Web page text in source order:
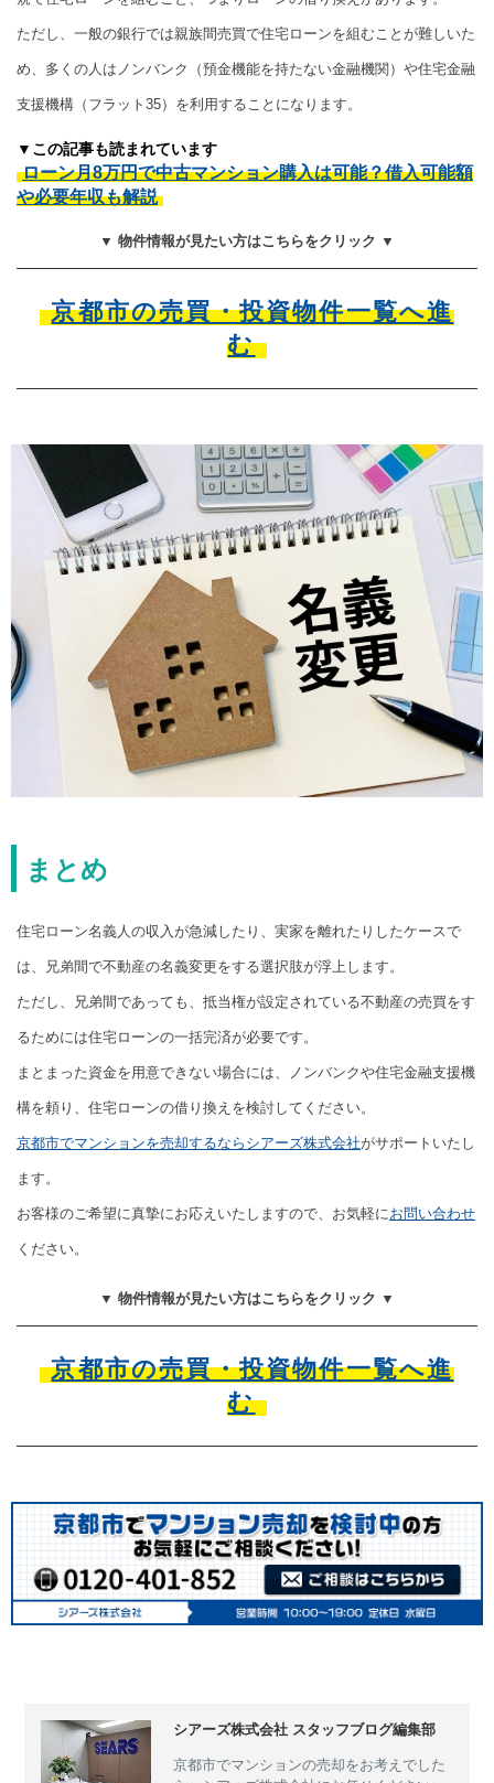
ただし、一般の銀行では親族間売買で住宅ローンを組むことが難しいた
め、多くの人はノンバンク（預金機能を持たない金融機関）や住宅金融
支援機構（フラット35）を利用することになります。
▼この記事も読まれています
ローン月8万円で中古マンション購入は可能？借入可能額
や必要年収も解説
▼ 物件情報が見たい方はこちらをクリック ▼
京都市の売買・投資物件一覧へ進
む
まとめ
住宅ローン名義人の収入が急減したり、実家を離れたりしたケースで
は、兄弟間で不動産の名義変更をする選択肢が浮上します。
ただし、兄弟間であっても、抵当権が設定されている不動産の売買をす
るためには住宅ローンの一括完済が必要です。
まとまった資金を用意できない場合には、ノンバンクや住宅金融支援機
構を頼り、住宅ローンの借り換えを検討してください。
京都市でマンションを売却するならシアーズ株式会社がサポートいたし
ます。
お客様のご希望に真摯にお応えいたしますので、お気軽に お問い合わせ
ください。
▼ 物件情報が見たい方はこちらをクリック ▼
京都市の売買・投資物件一覧へ進
む
シアーズ株式会社 スタッフブログ編集部
京都市でマンションの売却をお考えでした